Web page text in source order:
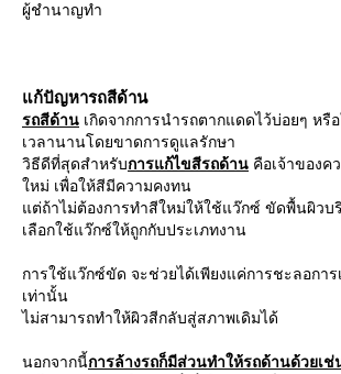
ผู้ชำนาญทำ
ก้ปัญหารถสีด้าน
รถสีด้าน เกิดจากการนำรถตากแดดไว้บ่อยๆ หรื
เวลานานโดยขาดการดูแลรักษา
วิธีดีที่สุดสำหรับการแก้ไขสีรถด้าน คือเจ้าของค
หม่ เพื่อให้สีมีความคงทน
ต่ถ้าไม่ต้องการทำสีใหม่ให้ใช้แว๊กซ์ ขัดพื้นผิวบ
เลือกใช้แว๊กซ์ให้ถูกกับประเภทงาน
การใช้แว๊กซ์ขัด จะช่วยได้เพียงแค่การชะลอกา
เท่านั้น
ไม่สามารถทำให้ผิวสีกลับสู่สภาพเดิมได้
นอกจากนี้การล้างรถก็มีส่วนทำให้รถด้านด้วยเช่